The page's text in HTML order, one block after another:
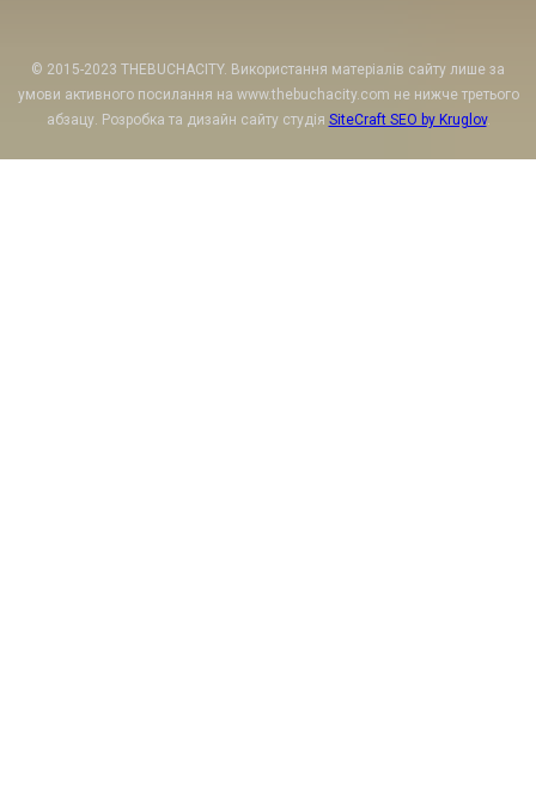
© 2015-2023 THEBUCHACITY. Використання матеріалів сайту лише за
умови активного посилання на www.thebuchacity.com не нижче третього
абзацу. Розробка та дизайн сайту студія SiteCraft SEO by Kruglov.